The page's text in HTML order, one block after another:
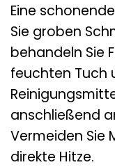
Eine
Sie groben
behandeln Sie
feuchten Tuch
anschließend
Vermeiden Sie
direkte Hitze.